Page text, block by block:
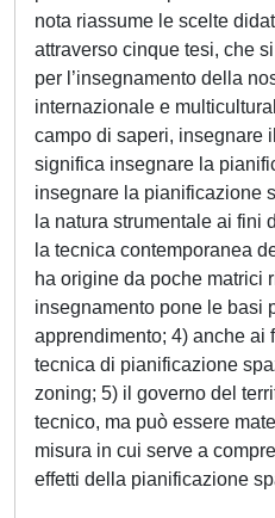
nota riassume le scelte
attraverso cinque tesi, che
per l’insegnamento della
internazionale e
campo di saperi, insegnare
significa insegnare la
insegnare la pianificazione
la natura strumentale ai fini
la tecnica contemporanea
ha origine da poche matrici
insegnamento pone le basi
apprendimento; 4) anche ai
tecnica di pianificazione
zoning; 5) il governo del
tecnico, ma può essere
misura in cui serve a
effetti della pianificazione